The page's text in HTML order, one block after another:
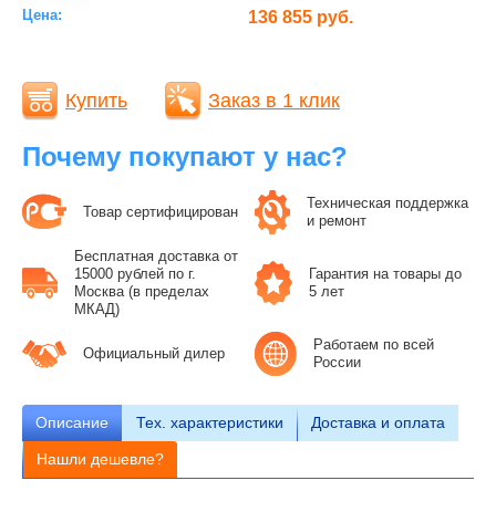
Цена:
136 855 руб.
Купить Заказ в 1 клик
Почему покупают у нас?
Товар сертифицирован
Техническая поддержка
и ремонт
Бесплатная доставка от
15000 рублей по г.
Москва (в пределах
МКАД)
Гарантия на товары до
5 лет
Официальный дилер
Работаем по всей
России
Описание Тех. характеристики Доставка и оплата
Нашли дешевле?